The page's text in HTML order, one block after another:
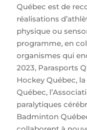
Québec est de
réalisations
physique ou
programme, en
organismes qui
2023, Parasports
Hockey Québec,
Québec,
paralytiques
Badminton